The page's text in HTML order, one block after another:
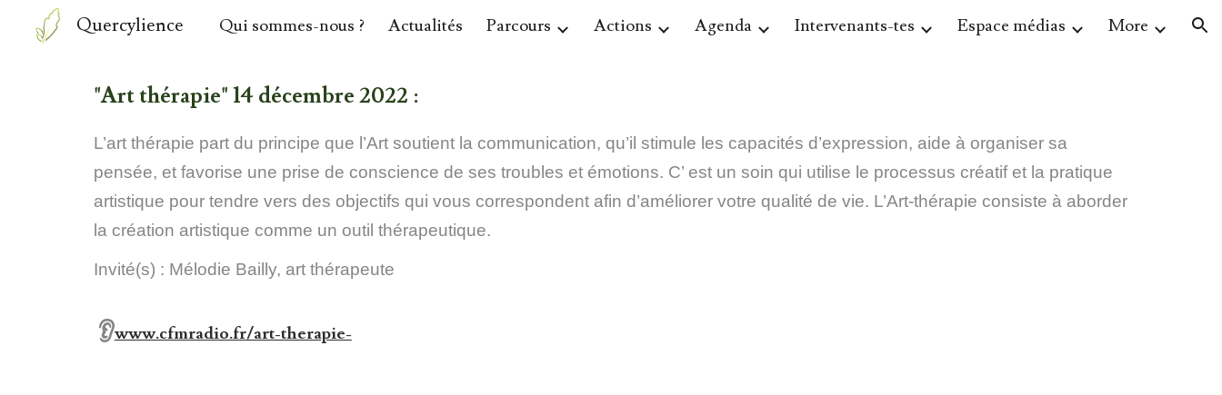
Skip to main content Skip to navigation
Quercylience Qui sommes-nous ? Actualités Parcours Actions Agenda Intervenants-tes Espace médias More
"Art thérapie" 14 décembre 2022 :
L’art thérapie part du principe que l’Art soutient la communication, qu’il stimule les capacités d’expression, aide à organiser sa
pensée, et favorise une prise de conscience de ses troubles et émotions. C’ est un soin qui utilise le processus créatif et la pratique
artistique pour tendre vers des objectifs qui vous correspondent afin d’améliorer votre qualité de vie. L’Art-thérapie consiste à aborder
la création artistique comme un outil thérapeutique.
Invité(s) : Mélodie Bailly, art thérapeute
👂www.cfmradio.fr/art-therapie-